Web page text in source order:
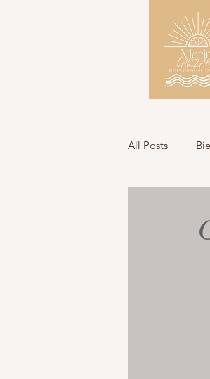
All Posts